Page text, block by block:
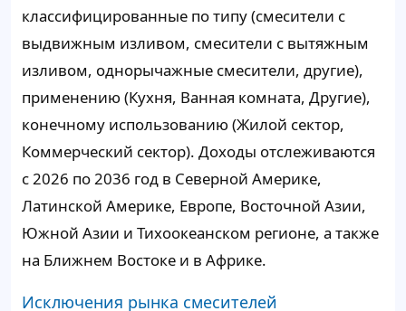
классифицированные по типу (смесители с
выдвижным изливом, смесители с вытяжным
изливом, однорычажные смесители, другие),
применению (Кухня, Ванная комната, Другие),
конечному использованию (Жилой сектор,
Коммерческий сектор). Доходы отслеживаются
с 2026 по 2036 год в Северной Америке,
Латинской Америке, Европе, Восточной Азии,
Южной Азии и Тихоокеанском регионе, а также
на Ближнем Востоке и в Африке.
Исключения рынка смесителей